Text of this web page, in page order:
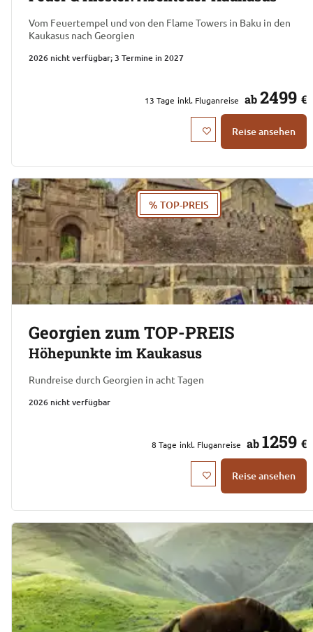
Vom Feuertempel und von den Flame Towers in Baku in den
Kaukasus nach Georgien
2026 nicht verfügbar; 3 Termine in 2027
13 Tage inkl. Fluganreise ab2499 €
Reise ansehen
% TOP-PREIS
Georgien zum TOP-PREIS
Höhepunkte im Kaukasus
Rundreise durch Georgien in acht Tagen
2026 nicht verfügbar
8 Tage inkl. Fluganreise ab1259 €
Reise ansehen